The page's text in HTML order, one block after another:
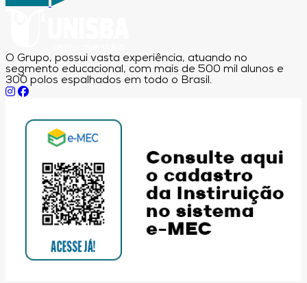
O Grupo, possui vasta experiência, atuando no
segmento educacional, com mais de 500 mil alunos e
300 polos espalhados em todo o Brasil.